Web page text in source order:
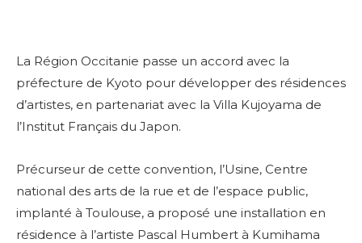
La Région Occitanie passe un accord avec la
préfecture de Kyoto pour développer des résidences
d’artistes, en partenariat avec la Villa Kujoyama de
l’Institut Français du Japon.
Précurseur de cette convention, l’Usine, Centre
national des arts de la rue et de l’espace public,
implanté à Toulouse, a proposé une installation en
résidence à l’artiste Pascal Humbert à Kumihama